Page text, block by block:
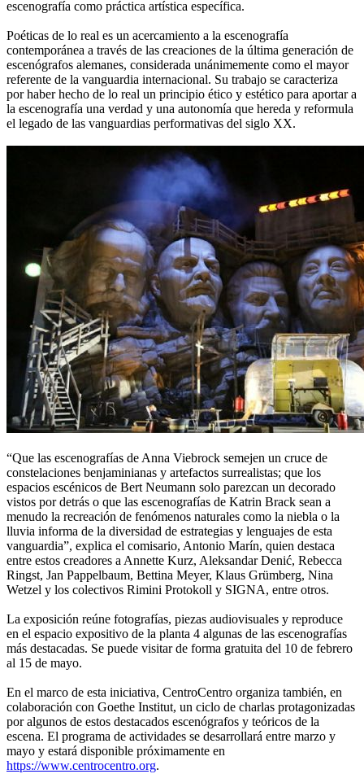
escenografía como práctica artística específica.
Poéticas de lo real es un acercamiento a la escenografía
contemporánea a través de las creaciones de la última generación de
escenógrafos alemanes, considerada unánimemente como el mayor
referente de la vanguardia internacional. Su trabajo se caracteriza
por haber hecho de lo real un principio ético y estético para aportar a
la escenografía una verdad y una autonomía que hereda y reformula
el legado de las vanguardias performativas del siglo XX.
“Que las escenografías de Anna Viebrock semejen un cruce de
constelaciones benjaminianas y artefactos surrealistas; que los
espacios escénicos de Bert Neumann solo parezcan un decorado
vistos por detrás o que las escenografías de Katrin Brack sean a
menudo la recreación de fenómenos naturales como la niebla o la
lluvia informa de la diversidad de estrategias y lenguajes de esta
vanguardia”, explica el comisario, Antonio Marín, quien destaca
entre estos creadores a Annette Kurz, Aleksandar Denić, Rebecca
Ringst, Jan Pappelbaum, Bettina Meyer, Klaus Grümberg, Nina
Wetzel y los colectivos Rimini Protokoll y SIGNA, entre otros.
La exposición reúne fotografías, piezas audiovisuales y reproduce
en el espacio expositivo de la planta 4 algunas de las escenografías
más destacadas. Se puede visitar de forma gratuita del 10 de febrero
al 15 de mayo.
En el marco de esta iniciativa, CentroCentro organiza también, en
colaboración con Goethe Institut, un ciclo de charlas protagonizadas
por algunos de estos destacados escenógrafos y teóricos de la
escena. El programa de actividades se desarrollará entre marzo y
mayo y estará disponible próximamente en
https://www.centrocentro.org.